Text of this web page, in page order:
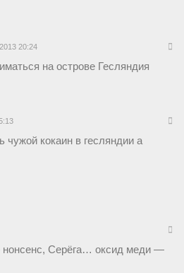
20:24
на острове Гесляндия
кокаин в гесляндии а
Серёга… оксид меди —